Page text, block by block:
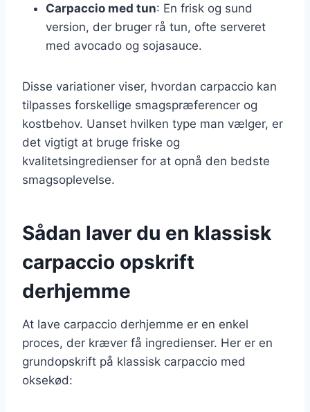
Carpaccio med tun: En frisk og sund
version, der bruger rå tun, ofte serveret
med avocado og sojasauce.
Disse variationer viser, hvordan carpaccio kan
tilpasses forskellige smagspræferencer og
kostbehov. Uanset hvilken type man vælger, er
det vigtigt at bruge friske og
kvalitetsingredienser for at opnå den bedste
smagsoplevelse.
Sådan laver du en klassisk
carpaccio opskrift
derhjemme
At lave carpaccio derhjemme er en enkel
proces, der kræver få ingredienser. Her er en
grundopskrift på klassisk carpaccio med
oksekød: